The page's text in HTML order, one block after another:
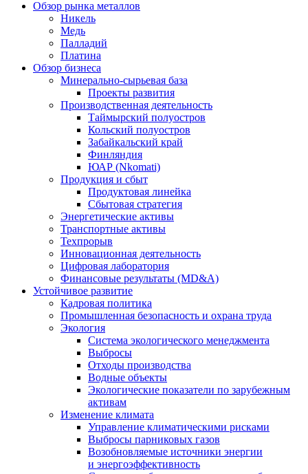
Обзор рынка металлов
Никель
Медь
Палладий
Платина
Обзор бизнеса
Минерально-сырьевая база
Проекты развития
Производственная деятельность
Таймырский полуостров
Кольский полуостров
Забайкальский край
Финляндия
ЮАР (Nkomati)
Продукция и сбыт
Продуктовая линейка
Сбытовая стратегия
Энергетические активы
Транспортные активы
Техпрорыв
Инновационная деятельность
Цифровая лаборатория
Финансовые результаты (MD&A)
Устойчивое развитие
Кадровая политика
Промышленная безопасность и охрана труда
Экология
Система экологического менеджмента
Выбросы
Отходы производства
Водные объекты
Экологические показатели по зарубежным
активам
Изменение климата
Управление климатическими рисками
Выбросы парниковых газов
Возобновляемые источники энергии
и энергоэффективность